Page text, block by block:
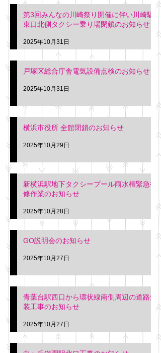
第3回みんなの川崎祭り開催に伴い川崎駅
東口北側タクシー乗り場閉鎖のお知らせ
2025年10月31日
戸塚区総合庁舎電気設備点検のお知らせ
2025年10月31日
横浜市役所 全館閉鎖のお知らせ
2025年10月29日
新横浜駅地下タクシープール雨水槽緊急補
修作業のお知らせ
2025年10月28日
GO説明会のお知らせ
2025年10月27日
青葉台駅西口から環状線南側周辺の道路舗
装工事のお知らせ
2025年10月27日